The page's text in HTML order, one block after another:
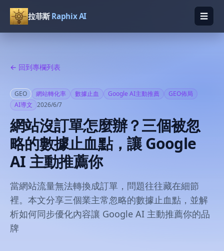
拉菲斯Raphix AI ☰開啟
← 回到專欄列表
GEO 網站轉化率 數據止血 Google AI主動推薦
GEO佈局
AI導文 2026/6/7
網站沒訂單怎麼辦？三個被忽
略的數據止血點，讓 Google
AI 主動推薦你
當網站流量無法轉換成訂單，問題往往藏在細節
裡。本文分享三個業主常忽略的數據止血點，並解
析如何同步優化內容讓 Google AI 主動推薦你的品
牌